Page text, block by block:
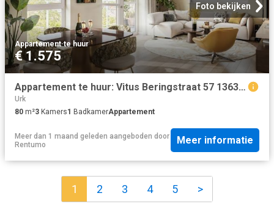
Foto bekijken
Appartement·te huur
€ 1.575
Appartement te huur: Vitus Beringstraat 57 1363 LR Almere
Urk
80 m²3 Kamers1 BadkamerAppartement
Meer dan 1 maand geleden aangeboden door
Rentumo
Meer informatie
1 2 3 4 5 >